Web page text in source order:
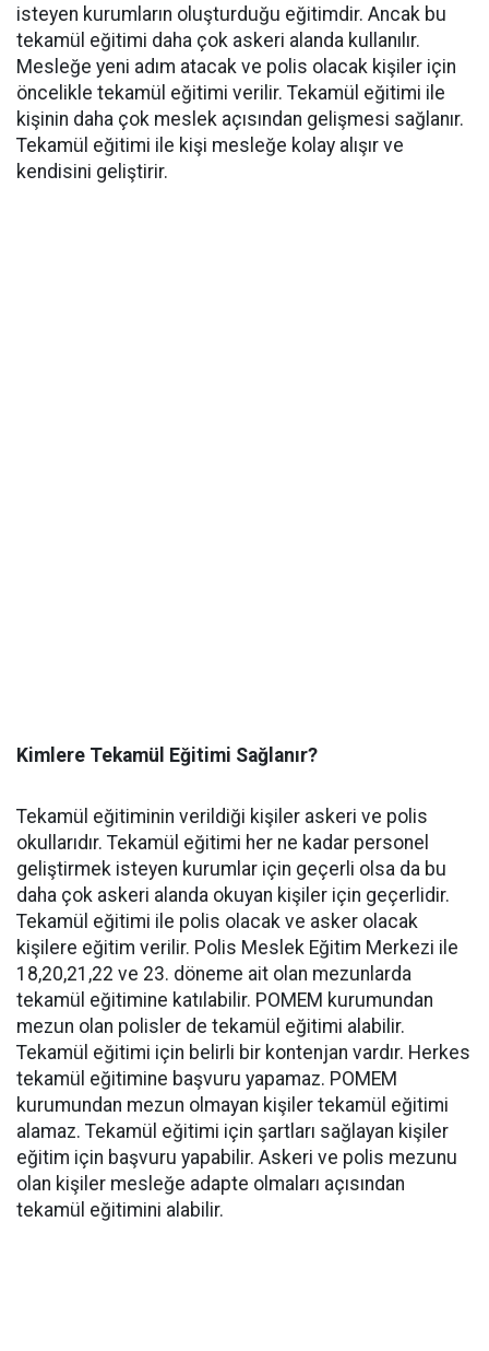
isteyen kurumların oluşturduğu eğitimdir. Ancak bu
tekamül eğitimi daha çok askeri alanda kullanılır.
Mesleğe yeni adım atacak ve polis olacak kişiler için
öncelikle tekamül eğitimi verilir. Tekamül eğitimi ile
kişinin daha çok meslek açısından gelişmesi sağlanır.
Tekamül eğitimi ile kişi mesleğe kolay alışır ve
kendisini geliştirir.
Kimlere Tekamül Eğitimi Sağlanır?
Tekamül eğitiminin verildiği kişiler askeri ve polis
okullarıdır. Tekamül eğitimi her ne kadar personel
geliştirmek isteyen kurumlar için geçerli olsa da bu
daha çok askeri alanda okuyan kişiler için geçerlidir.
Tekamül eğitimi ile polis olacak ve asker olacak
kişilere eğitim verilir. Polis Meslek Eğitim Merkezi ile
18,20,21,22 ve 23. döneme ait olan mezunlarda
tekamül eğitimine katılabilir. POMEM kurumundan
mezun olan polisler de tekamül eğitimi alabilir.
Tekamül eğitimi için belirli bir kontenjan vardır. Herkes
tekamül eğitimine başvuru yapamaz. POMEM
kurumundan mezun olmayan kişiler tekamül eğitimi
alamaz. Tekamül eğitimi için şartları sağlayan kişiler
eğitim için başvuru yapabilir. Askeri ve polis mezunu
olan kişiler mesleğe adapte olmaları açısından
tekamül eğitimini alabilir.